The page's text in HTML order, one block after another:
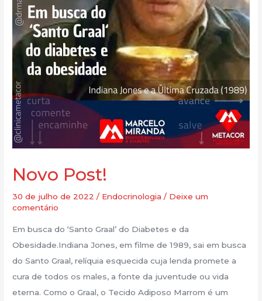
Novo Post!
30 de julho de 2022/ Endocrinologia / Deixe um
comentário
Em busca do ‘Santo Graal’ do Diabetes e da
Obesidade.Indiana Jones, em filme de 1989, sai em busca
do Santo Graal, relíquia esquecida cuja lenda promete a
cura de todos os males, a fonte da juventude ou vida
eterna. Como o Graal, o Tecido Adiposo Marrom é um